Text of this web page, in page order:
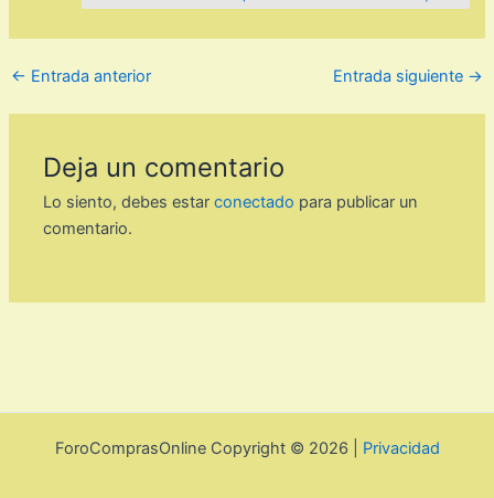
← Entrada anterior Entrada siguiente →
Deja un comentario
Lo siento, debes estarconectado para publicar un
comentario.
ForoComprasOnline Copyright © 2026 | Privacidad